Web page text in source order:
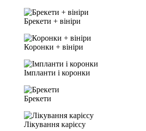
Брекети + вініри
Коронки + вініри
Імпланти і коронки
Брекети
Лікування карієсу